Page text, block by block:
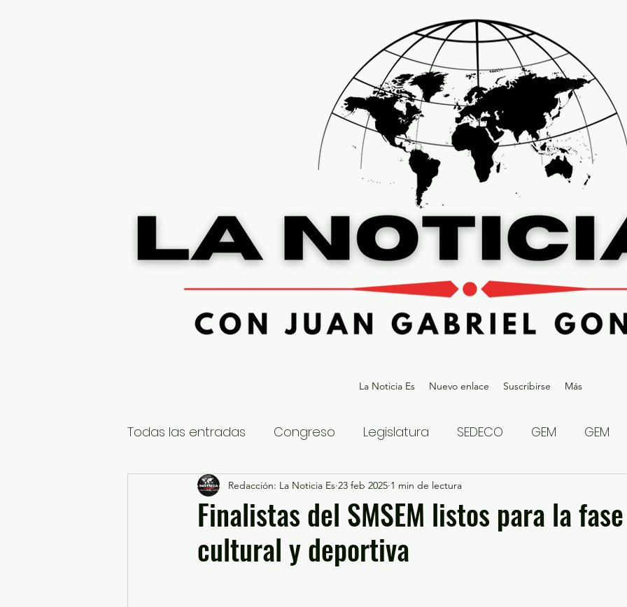
La Noticia Es Nuevo enlace Suscribirse Más
Todas las entradas Congreso Legislatura SEDECO GEM GEM
Nacional Estatal Gubernatura Edoméx 2023
Educación y Cultura Seguridad y Justicia
Finalistas del SMSEM listos para la
cultural y deportiva
Redacción: La Noticia Es 23 feb 2025 1 min de lectura